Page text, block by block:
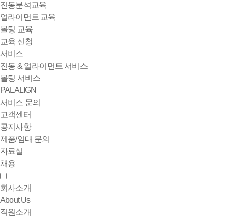
진동분석교육
얼라이먼트 교육
볼팅 교육
교육 신청
서비스
진동 & 얼라이먼트 서비스
볼팅 서비스
PALALIGN
서비스 문의
고객센터
공지사항
제품/임대 문의
자료실
채용
회사소개
About Us
직원소개